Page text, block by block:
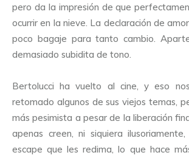
pero da la impresión de que
ocurrir en la nieve. La declaración de
poco bagaje para tanto cambio.
demasiado subidita de tono.
Bertolucci ha vuelto al cine, y eso
retomado algunos de sus viejos temas,
más pesimista a pesar de la liberación
apenas creen, ni siquiera
escape que les redima, lo que hace